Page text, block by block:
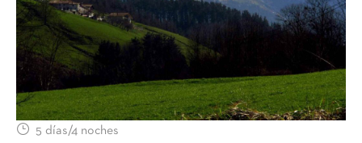
5 días/4 noches